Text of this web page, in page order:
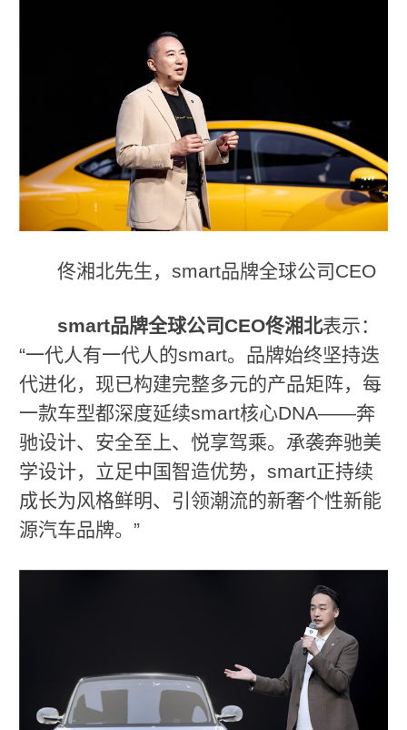
佟湘北先生，smart品牌全球公司CEO
smart品牌全球公司 CEO佟湘北表示：
“一代人有一代人的smart。品牌始终坚持迭
代进化，现已构建完整多元的产品矩阵，每
一款车型都深度延续smart核心DNA——奔
驰设计、安全至上、悦享驾乘。承袭奔驰美
学设计，立足中国智造优势，smart正持续
成长为风格鲜明、引领潮流的新奢个性新能
源汽车品牌。”